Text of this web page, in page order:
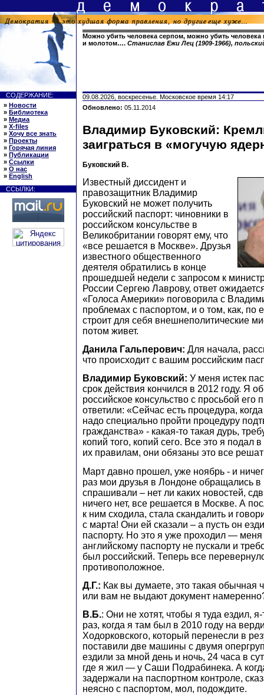
Можно убить человека серпом, можно убить
и молотом…. Станислав Ежи Лец (1909-1966),
СОДЕРЖАНИЕ:
» Новости
» Библиотека
» Медиа
» X-files
» Хочу все знать
» Проекты
» Горячая линия
» Публикации
» Ссылки
» О нас
» English
ССЫЛКИ:
09.08.2026, воскресенье. Московское время 14:17
Обновлено: 05.11.2014
Владимир Буковский:
заиграться в «могучую
Буковский В.
Известный диссидент и
правозащитник Владимир
Буковский не может получить
российский паспорт: чиновники в
российском консульстве в
Великобритании говорят ему, что
«все решается в Москве». Друзья
известного общественного
деятеля обратились в конце
прошедшей недели с запросом к
России Сергею Лаврову, ответ
«Голоса Америки» поговорила с
проблемах с паспортом, и о том, как, по
строит для себя внешнеполитические
потом живет.
Данила Гальперович: Для начала,
что происходит с вашим российским
Владимир Буковский: У меня истек
срок действия кончился в 2012 году. Я
российское консульство с просьбой его
ответили: «Сейчас есть процедура,
надо специально пройти процедуру
гражданства» - какая-то такая дурь,
копий того, копий сего. Все это я подал
их правилам, они обязаны это все
Март давно прошел, уже ноябрь - и
раз мои друзья в Лондоне обращались в
спрашивали – нет ли каких новостей,
ничего нет, все решается в Москве. А
к ним сходила, стала скандалить и
с марта! Они ей сказали – а пусть он
паспорту. Но это я уже проходил — меня
английскому паспорту не пускали и
был российский. Теперь все
противоположное.
Д.Г.: Как вы думаете, это такая обычная
или вам не выдают документ
В.Б.: Они не хотят, чтобы я туда ездил,
раз, когда я там был в 2010 году на
Ходорковского, который перенесли в
поставили две машины с двумя
ездили за мной день и ночь, 24 часа в
где я жил — у Саши Подрабинека. А
задержали на паспортном контроле,
неясно с паспортом, мол, подождите.